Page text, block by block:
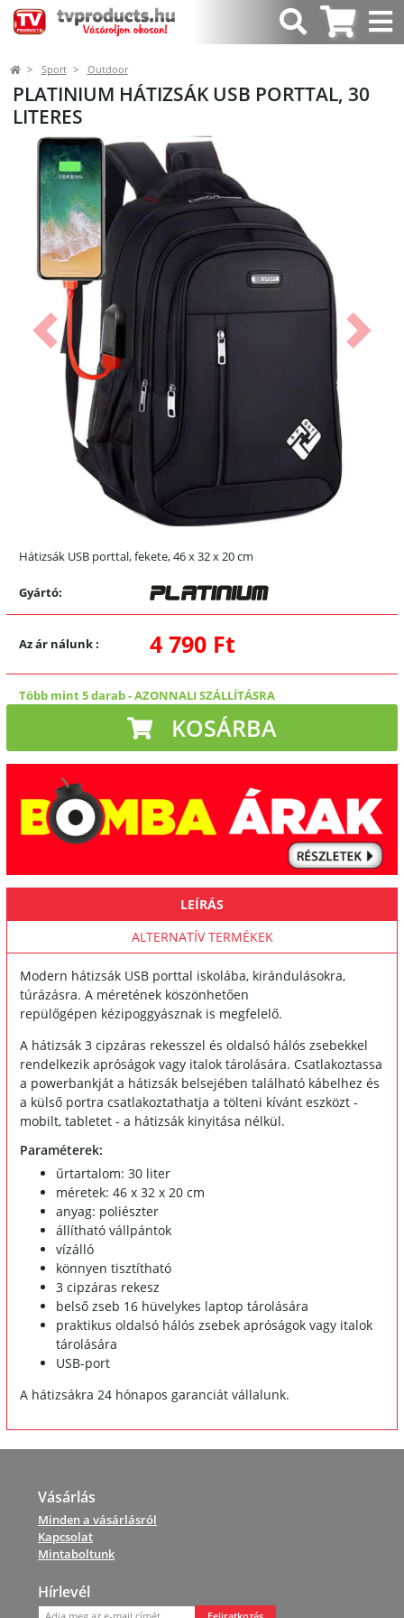
Sport Outdoor
PLATINIUM HÁTIZSÁK USB PORTTAL, 30
LITERES
Előző
Hátizsák USB porttal, fekete, 46 x 32 x 20 cm
Gyártó:
Az ár nálunk: 4 790 Ft
Több mint 5 darab-AZONNALI SZÁLLÍTÁSRA
KOSÁRBA
LEÍRÁS
ALTERNATÍV TERMÉKEK
Modern hátizsák USB porttal iskolába, kirándulásokra,
túrázásra. A méretének köszönhetően
repülőgépen kézipoggyásznak is megfelelő.
A hátizsák 3 cipzáras rekesszel és oldalsó hálós zsebekkel
rendelkezik apróságok vagy italok tárolására. Csatlakoztassa
a powerbankját a hátizsák belsejében található kábelhez és
a külső portra csatlakoztathatja a tölteni kívánt eszközt -
mobilt, tabletet - a hátizsák kinyitása nélkül.
Paraméterek:
űrtartalom: 30 liter
méretek: 46 x 32 x 20 cm
anyag: poliészter
állítható vállpántok
vízálló
könnyen tisztítható
3 cipzáras rekesz
belső zseb 16 hüvelykes laptop tárolására
praktikus oldalsó hálós zsebek apróságok vagy italok
tárolására
USB-port
A hátizsákra 24 hónapos garanciát vállalunk.
Vásárlás
Minden a vásárlásról
Kapcsolat
Mintaboltunk
Hírlevél